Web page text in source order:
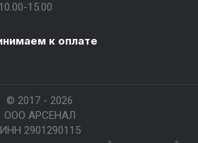
15.00
к оплате
© 2017 - 2026
ООО АРСЕНАЛ
ИНН 2901290115